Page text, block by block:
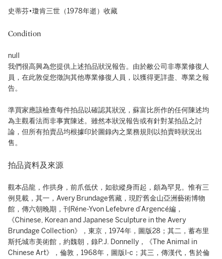
史蒂芬•瓊肯三世（1978年逝）收藏
Condition
null
我們很高興為您提供上述拍品狀況報告。由於敝公司非專業修復人
員，在此敦促您徵詢其他專業修復人員，以獲得更詳盡、專業之報
告。
準買家應該檢查每件拍品以確認其狀況，蘇富比所作的任何陳述均
為主觀看法而非事實陳述。雖然本狀況報告或有針對某拍品之討
論，但所有拍賣品均根據印於圖錄內之業務規則以拍賣時狀況出
售。
拍品資料及來源
觀本品龍，作拱身，前爪低伏，如欲縱身而起，頗為罕見。惟有三
例見載，其一，Avery Brundage舊藏，現貯舊金山亞洲藝術博物
館，傳六朝晚期，刊Réne-Yvon Lefebvre d’Argencé編，
《Chinese, Korean and Japanese Sculpture in the Avery
Brundage Collection》，東京，1974年，圖版28；其二，蓄布里
斯托城市美術館，約魏朝，錄P.J. Donnelly，《The Animal in
Chinese Art》，倫敦，1968年，圖版I-c；其三，傳漢代，售於倫